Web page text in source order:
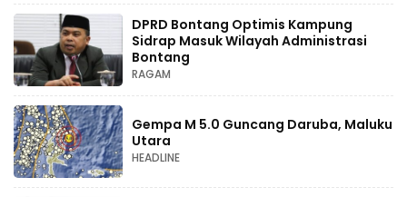
DPRD Bontang Optimis Kampung
Sidrap Masuk Wilayah Administrasi
Bontang
RAGAM
Gempa M 5.0 Guncang Daruba, Maluku
Utara
HEADLINE